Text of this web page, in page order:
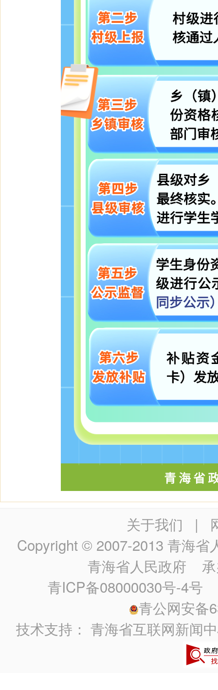
关于我们 |
Copyright © 2007-2013 青海省
青海省人民政府 承
青ICP备08000030号-4号
青公网安备
技术支持：青海省互联网新闻